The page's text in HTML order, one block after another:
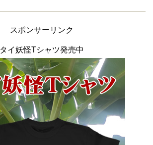
スポンサーリンク
タイ妖怪Tシャツ発売中